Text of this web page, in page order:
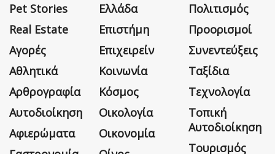
Pet Stories
Real Estate
Αγορές
Αθλητικά
Αρθρογραφία
Αυτοδιοίκηση
Αφιερώματα
Ελλάδα
Επιστήμη
Επιχειρείν
Κοινωνία
Κόσμος
Οικολογία
Οικονομία
Πολιτισμός
Προορισμοί
Συνεντεύξεις
Ταξίδια
Τεχνολογία
Τοπική
Αυτοδιοίκηση
Τουρισμός